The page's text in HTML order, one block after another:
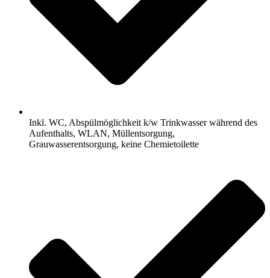
Inkl. WC, Abspülmöglichkeit k/w Trinkwasser während des
Aufenthalts, WLAN, Müllentsorgung,
Grauwasserentsorgung, keine Chemietoilette